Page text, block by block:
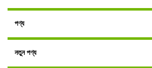
পণ্য
নতুন পণ্য